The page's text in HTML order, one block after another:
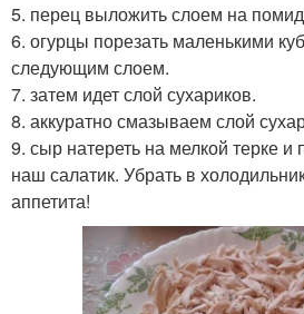
5. перец выложить слоем на
6. огурцы порезать маленькими
следующим слоем.
7. затем идет слой сухариков.
8. аккуратно смазываем слой
9. сыр натереть на мелкой терке и
наш салатик. Убрать в
аппетита!